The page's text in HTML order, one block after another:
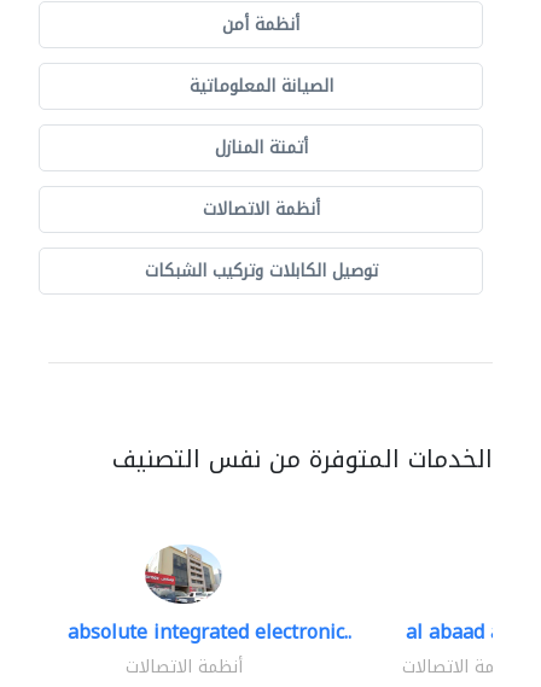
أنظمة أمن
الصيانة المعلوماتية
أتمتة المنازل
أنظمة الاتصالات
توصيل الكابلات وتركيب الشبكات
الخدمات المتوفرة من نفس التصنيف
absolute integrated electronic..
أنظمة الاتصالات
al abaad al..
أنظمة الاتصالات